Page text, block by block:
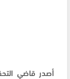
أصدر قاضي